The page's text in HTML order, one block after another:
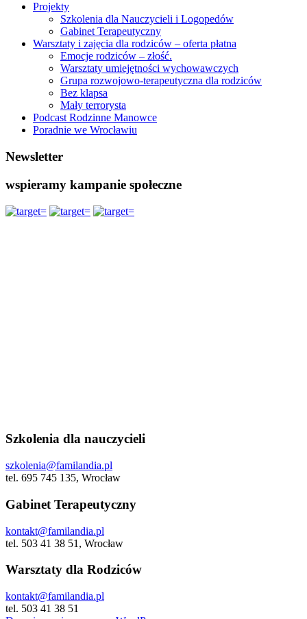
Projekty
Szkolenia dla Nauczycieli i Logopedów
Gabinet Terapeutyczny
Warsztaty i zajęcia dla rodziców – oferta płatna
Emocje rodziców – złość.
Warsztaty umiejętności wychowawczych
Grupa rozwojowo-terapeutyczna dla rodziców
Bez klapsa
Mały terrorysta
Podcast Rodzinne Manowce
Poradnie we Wrocławiu
Newsletter
wspieramy kampanie społeczne
Szkolenia dla nauczycieli
szkolenia@familandia.pl
tel. 695 745 135, Wrocław
Gabinet Terapeutyczny
kontakt@familandia.pl
tel. 503 41 38 51, Wrocław
Warsztaty dla Rodziców
kontakt@familandia.pl
tel. 503 41 38 51